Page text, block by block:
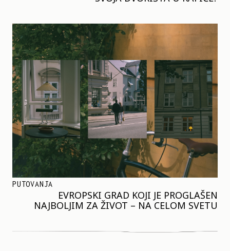
PUTOVANJA
EVROPSKI GRAD KOJI JE PROGLAŠEN
NAJBOLJIM ZA ŽIVOT – NA CELOM SVETU